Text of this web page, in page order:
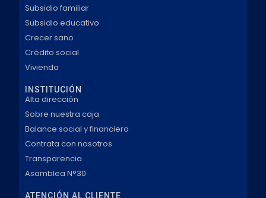
Subsidio familiar
Subsidio educativo
Crecer sano
Crédito social
Vivienda
INSTITUCIÓN
Alta dirección
Sobre nuestra caja
Balance social y financiero
Contrata con nosotros
Transparencia
Asamblea N°30
ATENCIÓN AL CLIENTE